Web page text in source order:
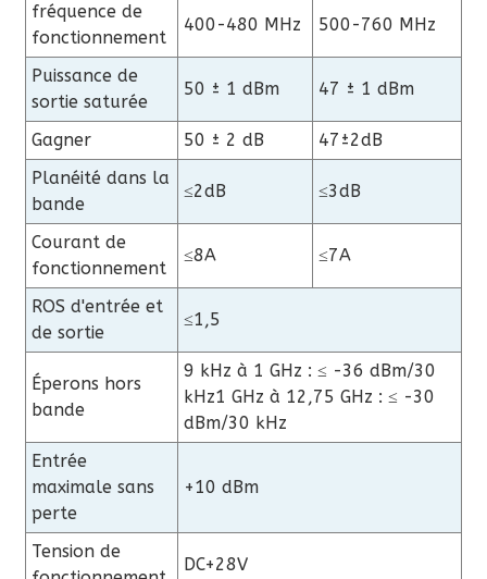
fréquence de
fonctionnement
400-480 MHz 500-760 MHz
Puissance de
sortie saturée
50 ± 1 dBm 47 ± 1 dBm
Gagner 50 ± 2 dB
47±2dB
Planéité dans la
bande
≤2dB ≤3dB
Courant de
fonctionnement
≤8A ≤7A
ROS d'entrée et
de sortie
≤1,5
Éperons hors
bande
9 kHz à 1 GHz : ≤ -36 dBm/30
kHz1 GHz à 12,75 GHz : ≤ -30
dBm/30 kHz
Entrée
maximale sans
perte
+10 dBm
Tension de
DC+28V